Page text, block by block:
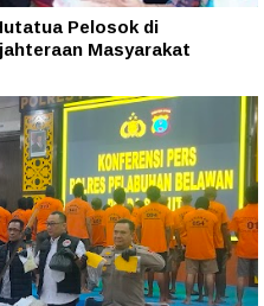
Pelosok di
Masyarakat